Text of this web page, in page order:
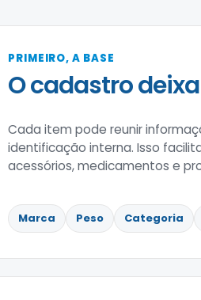
PRIMEIRO, A BASE
O cadastro
Cada item pode reunir
identificação interna. Isso
acessórios, medicamentos e
Marca Peso Categoria